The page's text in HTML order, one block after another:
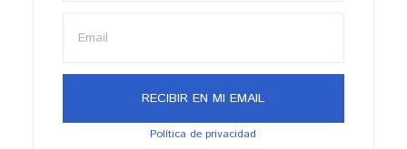
Política de privacidad